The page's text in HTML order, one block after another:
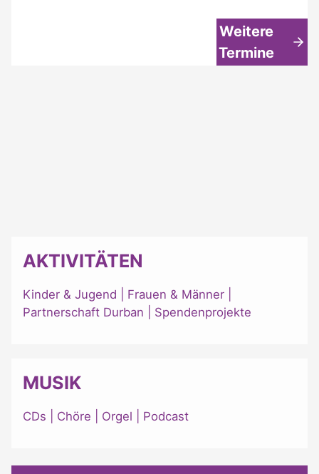
Weitere
Termine
AKTIVITÄTEN
Kinder & Jugend Frauen & Männer
Partnerschaft Durban
Spendenprojekte
MUSIK
CDs Chöre Orgel Podcast